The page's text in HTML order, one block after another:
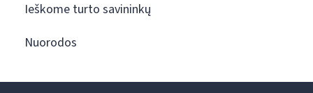
Ieškome turto savininkų
Nuorodos